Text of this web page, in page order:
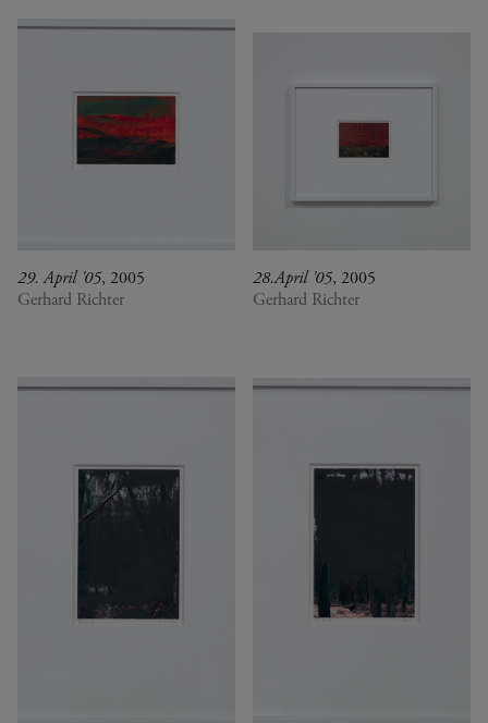
29. April '05, 2005
Gerhard Richter
28.April '05, 2005
Gerhard Richter